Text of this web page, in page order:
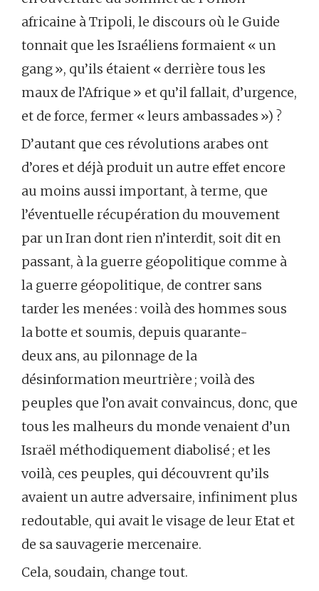
africaine à Tripoli, le discours où le Guide
tonnait que les Israéliens formaient « un
gang », qu’ils étaient « derrière tous les
maux de l’Afrique » et qu’il fallait, d’urgence,
et de force, fermer « leurs ambassades ») ?
D’autant que ces révolutions arabes ont
d’ores et déjà produit un autre effet encore
au moins aussi important, à terme, que
l’éventuelle récupération du mouvement
par un Iran dont rien n’interdit, soit dit en
passant, à la guerre géopolitique comme à
la guerre géopolitique, de contrer sans
tarder les menées : voilà des hommes sous
la botte et soumis, depuis quarante-
deux ans, au pilonnage de la
désinformation meurtrière ; voilà des
peuples que l’on avait convaincus, donc, que
tous les malheurs du monde venaient d’un
Israël méthodiquement diabolisé ; et les
voilà, ces peuples, qui découvrent qu’ils
avaient un autre adversaire, infiniment plus
redoutable, qui avait le visage de leur Etat et
de sa sauvagerie mercenaire.
Cela, soudain, change tout.